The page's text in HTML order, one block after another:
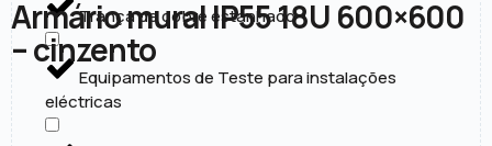
Trança de cobre estanhado
Equipamentos de Teste para instalações
eléctricas
Armário mural IP55 18U 600×600
– cinzento